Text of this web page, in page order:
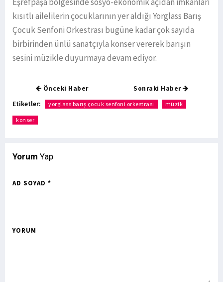
kısıtlı ailelilerin çocuklarının yer aldığı Yorglass Barış
Çocuk Senfoni Orkestrası bugüne kadar çok sayıda
birbirinden ünlü sanatçıyla konser vererek barışın
sesini müzikle duyurmaya devam ediyor.
Önceki Haber Sonraki Haber
Etiketler: yorglass barış çocuk senfoni orkestrası müzik
konser
Yorum Yap
AD SOYAD *
YORUM